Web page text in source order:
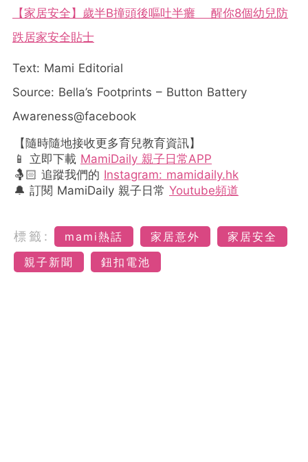
【家居安全】歲半B撞頭後嘔吐半癱 醒你8個幼兒防
跌居家安全貼士
Text: Mami Editorial
Source: Bella’s Footprints – Button Battery
Awareness@facebook
【隨時隨地接收更多育兒教育資訊】
📱 立即下載 MamiDaily 親子日常APP
🤱🏻 追蹤我們的 Instagram: mamidaily.hk
🔔 訂閱 MamiDaily 親子日常 Youtube頻道
標籤: mami熱話 家居意外
家居安全
親子新聞
鈕扣電池